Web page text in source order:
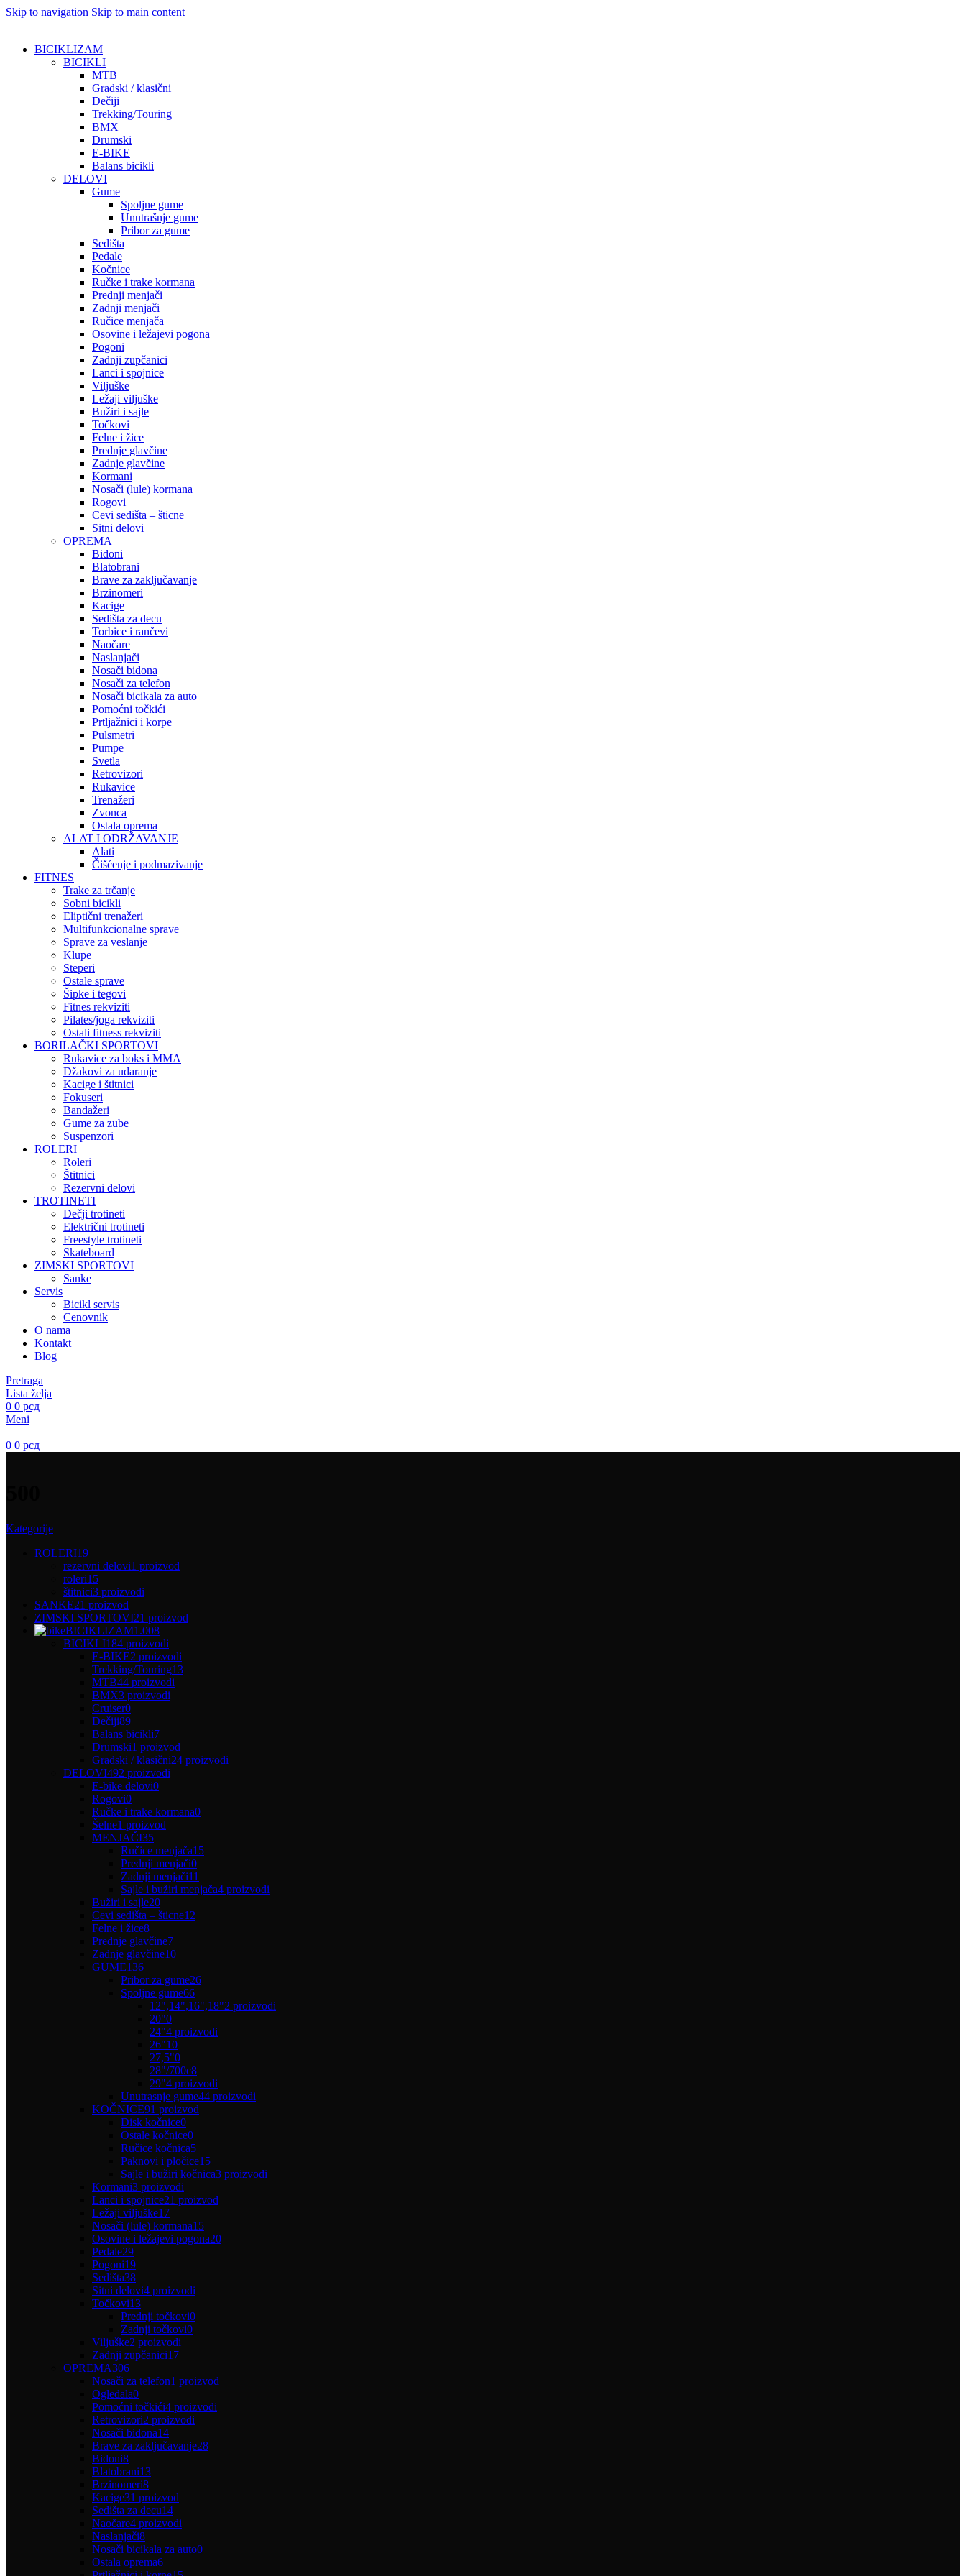
Skip to navigation Skip to main content
BICIKLIZAM
BICIKLI
MTB
Gradski / klasični
Dečiji
Trekking/Touring
BMX
Drumski
E-BIKE
Balans bicikli
DELOVI
Gume
Spoljne gume
Unutrašnje gume
Pribor za gume
Sedišta
Pedale
Kočnice
Ručke i trake kormana
Prednji menjači
Zadnji menjači
Ručice menjača
Osovine i ležajevi pogona
Pogoni
Zadnji zupčanici
Lanci i spojnice
Viljuške
Ležaji viljuške
Bužiri i sajle
Točkovi
Felne i žice
Prednje glavčine
Zadnje glavčine
Kormani
Nosači (lule) kormana
Rogovi
Cevi sedišta – šticne
Sitni delovi
OPREMA
Bidoni
Blatobrani
Brave za zaključavanje
Brzinomeri
Kacige
Sedišta za decu
Torbice i rančevi
Naočare
Naslanjači
Nosači bidona
Nosači za telefon
Nosači bicikala za auto
Pomoćni točkići
Prtljažnici i korpe
Pulsmetri
Pumpe
Svetla
Retrovizori
Rukavice
Trenažeri
Zvonca
Ostala oprema
ALAT I ODRŽAVANJE
Alati
Čišćenje i podmazivanje
FITNES
Trake za trčanje
Sobni bicikli
Eliptični trenažeri
Multifunkcionalne sprave
Sprave za veslanje
Klupe
Steperi
Ostale sprave
Šipke i tegovi
Fitnes rekviziti
Pilates/joga rekviziti
Ostali fitness rekviziti
BORILAČKI SPORTOVI
Rukavice za boks i MMA
Džakovi za udaranje
Kacige i štitnici
Fokuseri
Bandažeri
Gume za zube
Suspenzori
ROLERI
Roleri
Štitnici
Rezervni delovi
TROTINETI
Dečji trotineti
Električni trotineti
Freestyle trotineti
Skateboard
ZIMSKI SPORTOVI
Sanke
Servis
Bicikl servis
Cenovnik
O nama
Kontakt
Blog
Pretraga
Lista želja
0 0 рсд
Meni
0 0 рсд
Kategorije
ROLERI19
rezervni delovi1 proizvod
roleri15
štitnici3 proizvodi
SANKE21 proizvod
ZIMSKI SPORTOVI21 proizvod
BICIKLIZAM1.008
BICIKLI184 proizvodi
E-BIKE2 proizvodi
Trekking/Touring13
MTB44 proizvodi
BMX3 proizvodi
Cruiser0
Dečiji89
Balans bicikli7
Drumski1 proizvod
Gradski / klasični24 proizvodi
DELOVI492 proizvodi
E-bike delovi0
Rogovi0
Ručke i trake kormana0
Šelne1 proizvod
MENJAČI35
Ručice menjača15
Prednji menjači0
Zadnji menjači11
Sajle i bužiri menjača4 proizvodi
Bužiri i sajle20
Cevi sedišta – šticne12
Felne i žice8
Prednje glavčine7
Zadnje glavčine10
GUME136
Pribor za gume26
Spoljne gume66
12",14",16",18"2 proizvodi
20"0
24"4 proizvodi
26"10
27,5"0
28"/700c8
29"4 proizvodi
Unutrasnje gume44 proizvodi
KOČNICE91 proizvod
Disk kočnice0
Ostale kočnice0
Ručice kočnica5
Paknovi i pločice15
Sajle i bužiri kočnica3 proizvodi
Kormani3 proizvodi
Lanci i spojnice21 proizvod
Ležaji viljuške17
Nosači (lule) kormana15
Osovine i ležajevi pogona20
Pedale29
Pogoni19
Sedišta38
Sitni delovi4 proizvodi
Točkovi13
Prednji točkovi0
Zadnji točkovi0
Viljuške2 proizvodi
Zadnji zupčanici17
OPREMA306
Nosači za telefon1 proizvod
Ogledala0
Pomoćni točkići4 proizvodi
Retrovizori2 proizvodi
Nosači bidona14
Brave za zaključavanje28
Bidoni8
Blatobrani13
Brzinomeri8
Kacige31 proizvod
Sedišta za decu14
Naočare4 proizvodi
Naslanjači8
Nosači bicikala za auto0
Ostala oprema6